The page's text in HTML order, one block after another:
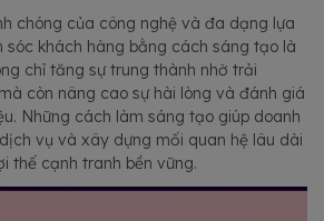
chóng của công nghệ và đa dạng lựa
sóc khách hàng bằng cách sáng tạo là
chỉ tăng sự trung thành nhờ trải
còn nâng cao sự hài lòng và đánh giá
Những cách làm sáng tạo giúp doanh
vụ và xây dựng mối quan hệ lâu dài
thế cạnh tranh bền vững.